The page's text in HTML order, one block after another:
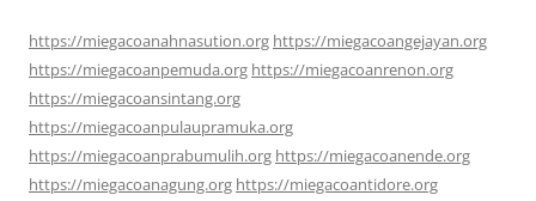
https://miegacoanahnasution.org https://miegacoangejayan.org
https://miegacoanpemuda.org https://miegacoanrenon.org
https://miegacoansintang.org
https://miegacoanpulaupramuka.org
https://miegacoanprabumulih.org https://miegacoanende.org
https://miegacoanagung.org https://miegacoantidore.org